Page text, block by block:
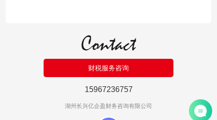
财税服务咨询
15967236757
湖州长兴亿企盈财务咨询有限公司